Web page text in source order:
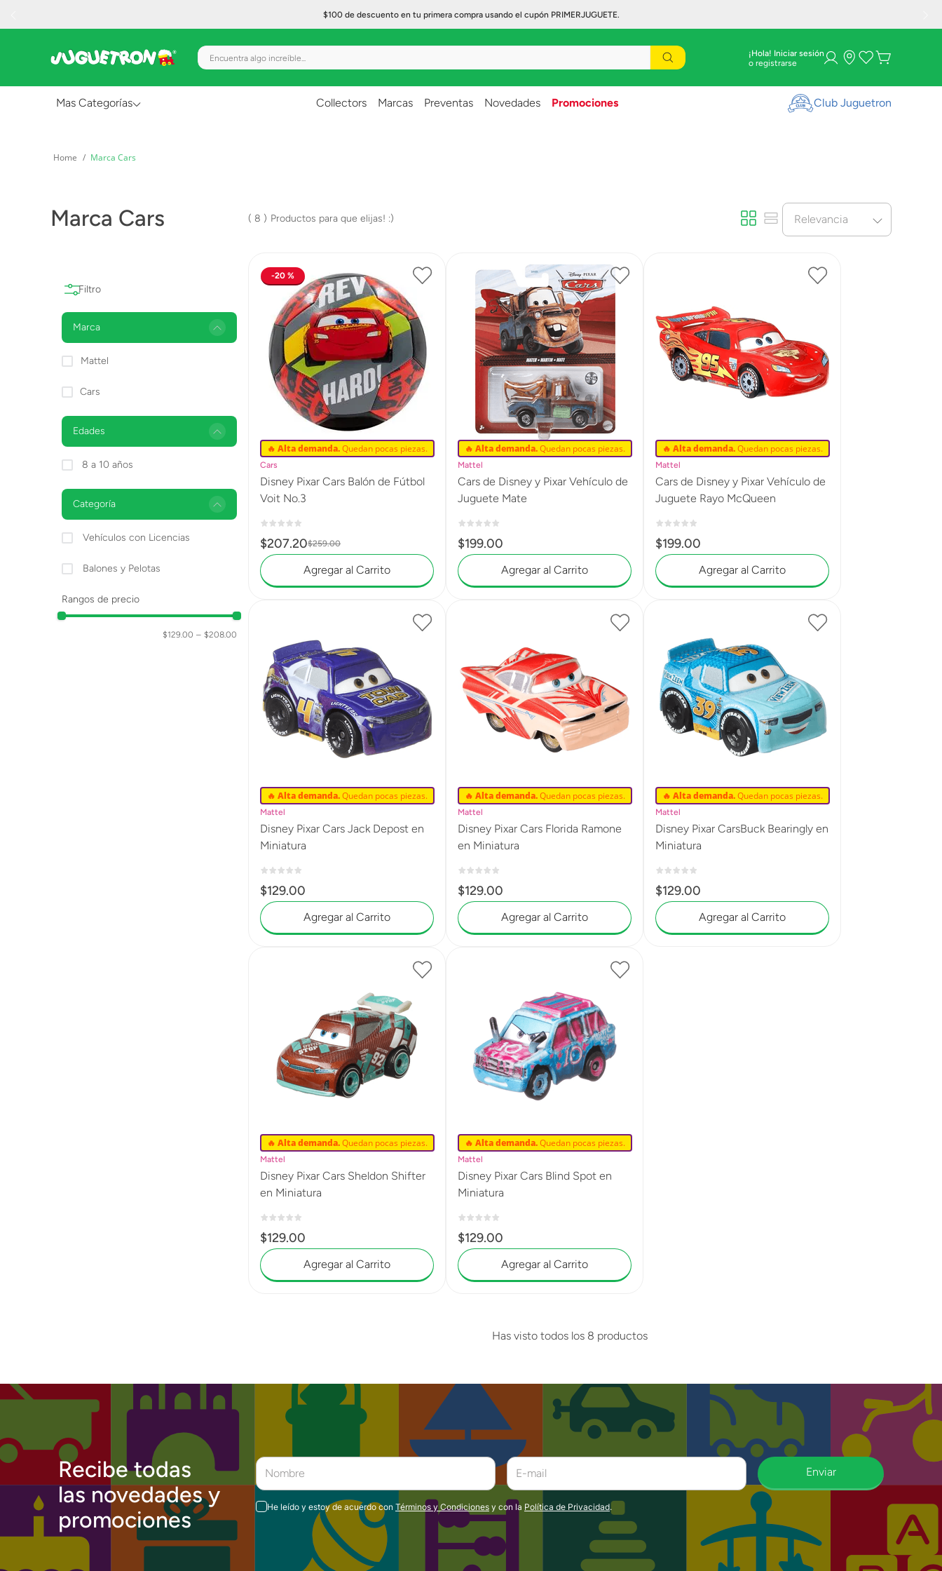
$100 de descuento en tu primera compra usando el cupón PRIMERJUGUETE.
Encuentra algo increíble... ¡Hola! Iniciar sesión
Mas Categorías
Juguetes para Bebés
Creatividad y Arte
Juegos de Mesa
Lanzadores
Muñecas
Collectors Marcas Preventas Novedades Promociones Club Juguetron
Marca Cars
Marca Cars
Marca
Mattel
Cars
Edades
8 a 10 años
Categoría
Vehículos con Licencias
Balones y Pelotas
Rangos de precio
$129.00 – $208.00
8 Relevancia
20 %
🔥 Alta demanda.Quedan pocas piezas.
Cars
Disney Pixar Cars Balón de Fútbol
Voit No.3
$207.20$259.00
Agregar al Carrito
🔥 Alta demanda.Quedan pocas piezas.
Mattel
Cars de Disney y Pixar Vehículo de
Juguete Mate
$199.00
Agregar al Carrito
🔥 Alta demanda.Quedan pocas piezas.
Mattel
Cars de Disney y Pixar Vehículo de
Juguete Rayo McQueen
$199.00
Agregar al Carrito
🔥 Alta demanda.Quedan pocas piezas.
Mattel
Disney Pixar Cars Jack Depost en
Miniatura
$129.00
Agregar al Carrito
🔥 Alta demanda.Quedan pocas piezas.
Mattel
Disney Pixar Cars Florida Ramone
en Miniatura
$129.00
Agregar al Carrito
🔥 Alta demanda.Quedan pocas piezas.
Mattel
Disney Pixar CarsBuck Bearingly en
Miniatura
$129.00
Agregar al Carrito
🔥 Alta demanda.Quedan pocas piezas.
Mattel
Disney Pixar Cars Sheldon Shifter
en Miniatura
$129.00
Agregar al Carrito
🔥 Alta demanda.Quedan pocas piezas.
Mattel
Disney Pixar Cars Blind Spot en
Miniatura
$129.00
Agregar al Carrito
Has visto todos los 8 productos
Recibe todas
las novedades y
promociones
Enviar
He leído y estoy de acuerdo con Términos y Condiciones y con la Política de Privacidad.